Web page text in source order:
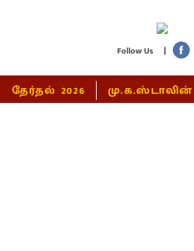
Follow Us |
தேர்தல் 2026 மு.க.ஸ்டாலின்